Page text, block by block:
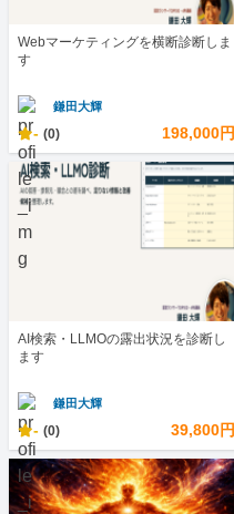
Webマーケティングを横断診断しま
す
鎌田大輝
- (0) 198,000円
AI検索・LLMOの露出状況を診断し
ます
鎌田大輝
- (0) 39,800円